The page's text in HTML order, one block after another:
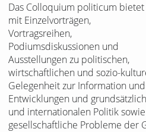
Das Colloquium politicum bietet
mit Einzelvorträgen,
Vortragsreihen,
Podiumsdiskussionen und
Ausstellungen zu politischen,
wirtschaftlichen und sozio-
Gelegenheit zur Information
Entwicklungen und
und internationalen Politik
gesellschaftliche Probleme der